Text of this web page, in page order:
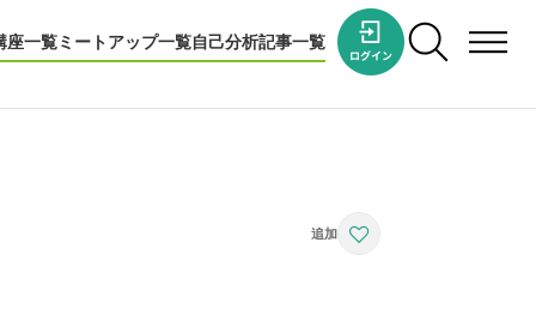
座一覧ミートアップ一覧自己分析記事一覧